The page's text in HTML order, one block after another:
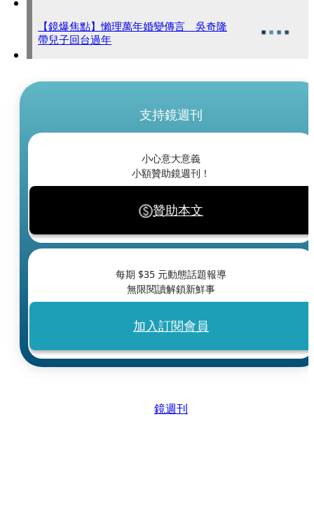
【鏡爆焦點】懶理萬年婚變傳言 吳奇隆
帶兒子回台過年
支持鏡週刊
小心意大意義
小額贊助鏡週刊！
贊助本文
每期 $35 元動態話題報導
無限閱讀解鎖新鮮事
加入訂閱會員
鏡週刊